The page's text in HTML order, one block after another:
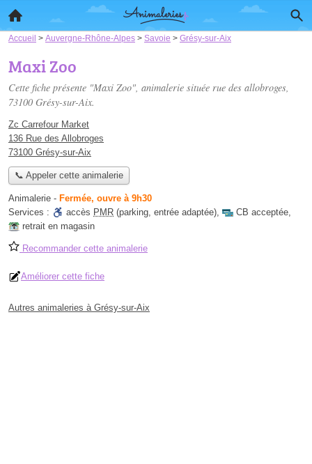
Accueil > Auvergne-Rhône-Alpes > Savoie > Grésy-sur-Aix
Maxi Zoo
Cette fiche présente "Maxi Zoo", animalerie située rue des allobroges,
73100 Grésy-sur-Aix.
Zc Carrefour Market
136 Rue des Allobroges
73100 Grésy-sur-Aix
📞 Appeler cette animalerie
Animalerie - Fermée, ouvre à 9h30
Services :
accès PMR (parking, entrée adaptée), CB acceptée,
retrait en magasin
Recommander cette animalerie
Améliorer cette fiche
Autres animaleries à Grésy-sur-Aix